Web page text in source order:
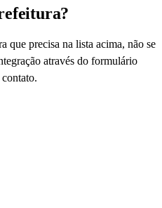
que precisa na lista acima, não se
através do formulário